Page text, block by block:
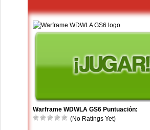
Warframe WDWLA GS6 Puntuación:
(No Ratings Yet)